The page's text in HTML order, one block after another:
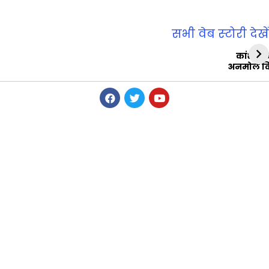
अनमोल
सभी वेब स्‍टोरी देखें